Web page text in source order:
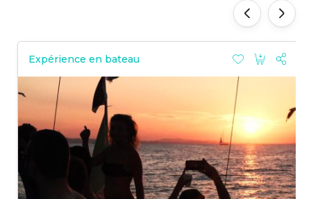
Expérience en bateau
'